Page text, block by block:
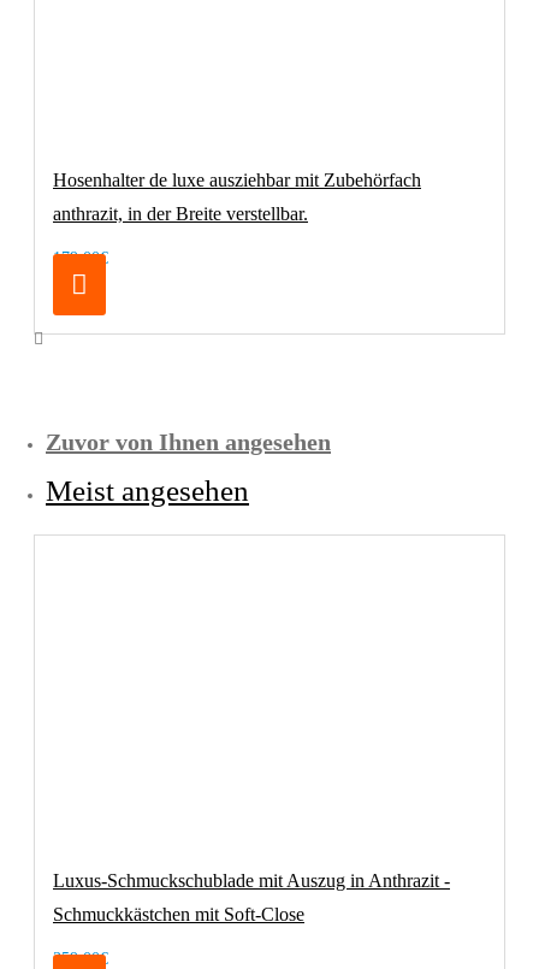
Hosenhalter de luxe ausziehbar mit Zubehörfach
anthrazit, in der Breite verstellbar.
179,00€
Zuvor von Ihnen angesehen
Meist angesehen
Luxus-Schmuckschublade mit Auszug in Anthrazit -
Schmuckkästchen mit Soft-Close
359,00€